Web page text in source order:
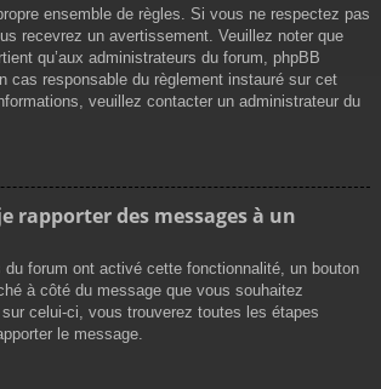
ensemble de règles. Si vous ne respectez pas
recevrez un avertissement. Veuillez noter que
qu’aux administrateurs du forum, phpBB
cas responsable du règlement instauré sur cet
veuillez contacter un administrateur du
rapporter des messages à un
du forum ont activé cette fonctionnalité, un bouton
à côté du message que vous souhaitez
celui-ci, vous trouverez toutes les étapes
le message.